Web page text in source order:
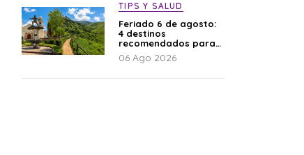
TIPS Y SALUD
Feriado 6 de agosto:
4 destinos
recomendados para
disfrutar el descanso
06 Ago 2026